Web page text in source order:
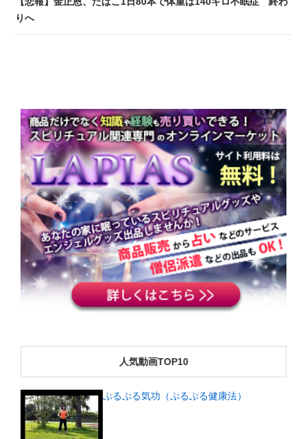
りへ
人気動画TOP10
ぷるぷる気功（ぷるぷる健康法）